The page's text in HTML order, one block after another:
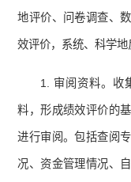
地评价、问卷调查、
效评价，系统、科学地
1. 审阅资料。收
料，形成绩效评价的
进行审阅。包括查阅
况、资金管理情况、